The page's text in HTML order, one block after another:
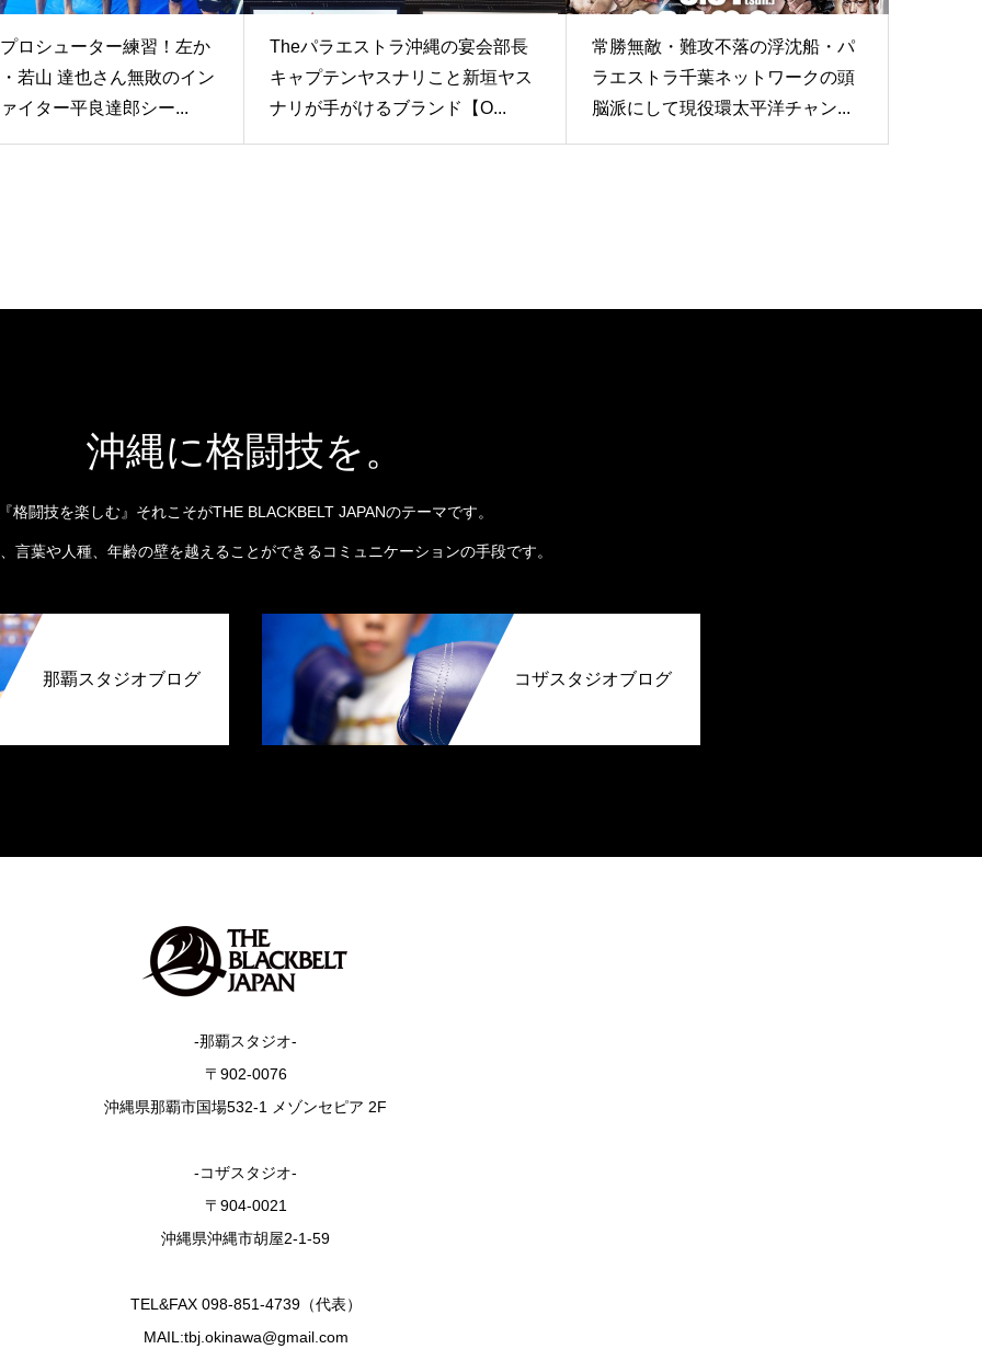
ロシューター練習！左か
若山 達也さん無敗のイン
イター平良達郎シー...
Theパラエストラ沖縄の宴会部長
キャプテンヤスナリこと新垣ヤス
ナリが手がけるブランド【O...
常勝無敵・難攻不落の浮沈船・パ
ラエストラ千葉ネットワークの頭
脳派にして現役環太平洋チャン...
沖縄に格闘技を。
格闘技を楽しむ』それこそがTHE BLACKBELT JAPANのテーマです。
言葉や人種、年齢の壁を越えることができるコミュニケーションの手段です。
那覇スタジオブログ コザスタジオブログ
-那覇スタジオ-
〒902-0076
沖縄県那覇市国場532-1 メゾンセピア 2F
-コザスタジオ-
〒904-0021
沖縄県沖縄市胡屋2-1-59
TEL&FAX 098-851-4739（代表）
MAIL:tbj.okinawa@gmail.com